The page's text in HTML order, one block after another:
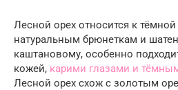
Лесной орех относится к
натуральным брюнеткам и
каштановому, особенно
кожей, карими глазами и
Лесной орех схож с золотым